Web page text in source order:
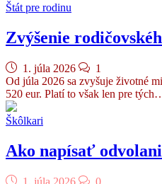
Štát pre rodinu
Zvýšenie
1. júla 2026
1
Od júla 2026 sa zvyšuje životné
520 eur. Platí to však len pre
Škôlkari
Ako napísať
1. júla 2026
0